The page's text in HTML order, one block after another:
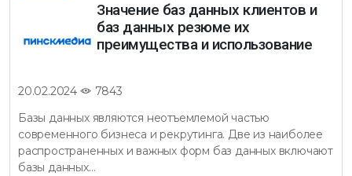
Значение баз данных клиентов и
баз данных резюме их
преимущества и использование
20.02.2024
7843
Базы данных являются неотъемлемой частью
современного бизнеса и рекрутинга. Две из наиболее
распространенных и важных форм баз данных включают
базы данных…